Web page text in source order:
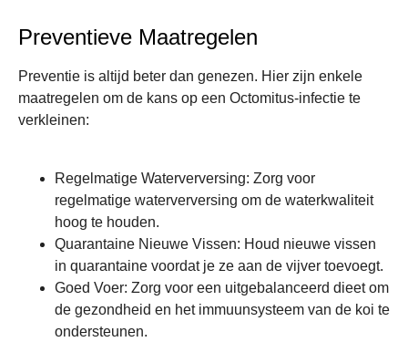
Preventieve Maatregelen
Preventie is altijd beter dan genezen. Hier zijn enkele
maatregelen om de kans op een Octomitus-infectie te
verkleinen:
Regelmatige Waterverversing: Zorg voor
regelmatige waterverversing om de waterkwaliteit
hoog te houden.
Quarantaine Nieuwe Vissen: Houd nieuwe vissen
in quarantaine voordat je ze aan de vijver toevoegt.
Goed Voer: Zorg voor een uitgebalanceerd dieet om
de gezondheid en het immuunsysteem van de koi te
ondersteunen.